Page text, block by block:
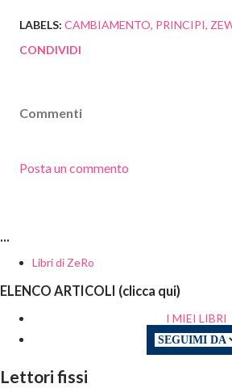
LABELS: CAMBIAMENTO PRINCIPI
CONDIVIDI
Commenti
Posta un commento
...
Libri di ZeRo
ELENCO ARTICOLI (clicca qui)
I MIEI LIBRI
Lettori fissi